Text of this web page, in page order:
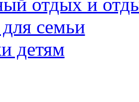
отдых и
семьи
детям